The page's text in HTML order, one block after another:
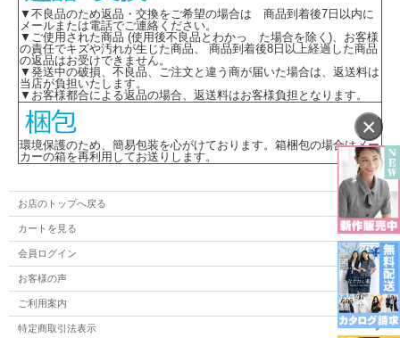
×
▼不良品のため返品・交換をご希望の場合は 商品到着後7日以内に
メールまたは電話でご連絡ください。
▼ご使用された商品 (使用後不良品とわかっ た場合を除く)、お客様
の責任でキズや汚れが生じた商品、 商品到着後8日以上経過した商品
の返品はお受けできません。
▼発送中の破損、不良品、ご注文と違う商が届いた場合は、返送料は
当店が負担いたします。
▼お客様都合による返品の場合、返送料はお客様負担となります。
環境保護のため、簡易包装を心がけております。箱梱包の場合はメー
カーの箱を再利用してお送りします。
お店のトップへ戻る
カートを見る
会員ログイン
お客様の声
ご利用案内
特定商取引法表示